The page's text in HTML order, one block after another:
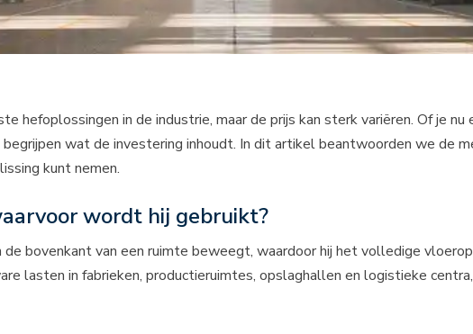
hefoplossingen in de industrie, maar de prijs kan sterk variëren. Of je
wat de investering inhoudt. In dit artikel beantwoorden we de
kunt nemen.
wordt hij gebruikt?
de bovenkant van een ruimte beweegt, waardoor hij het volledige
lasten in fabrieken, productieruimtes, opslaghallen en logistieke